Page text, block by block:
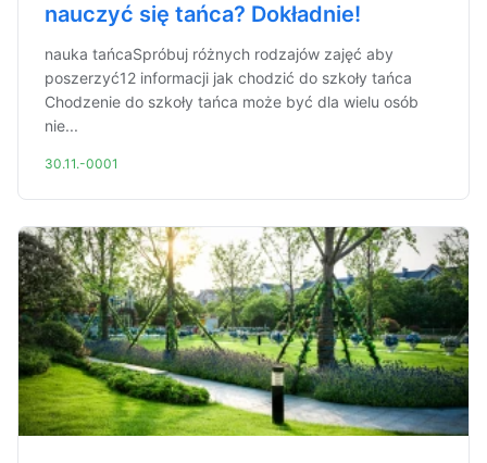
nauczyć się tańca? Dokładnie!
nauka tańcaSpróbuj różnych rodzajów zajęć aby
poszerzyć12 informacji jak chodzić do szkoły tańca
Chodzenie do szkoły tańca może być dla wielu osób
nie...
30.11.-0001